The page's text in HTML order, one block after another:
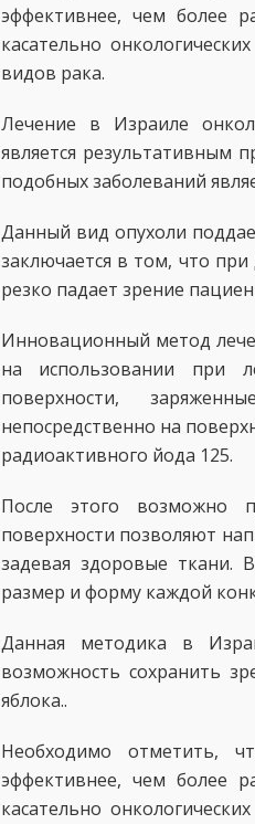
эффективнее, чем более
касательно
видов рака.
Лечение в Израиле
является результативным
подобных заболеваний
Данный вид опухоли
заключается в том, что
резко падает зрение
Инновационный метод
на использовании при
поверхности,
непосредственно на
радиоактивного йода 125.
После этого возможно
поверхности позволяют
задевая здоровые ткани.
размер и форму каждой
Данная методика в
возможность сохранить
яблока..
Необходимо отметить,
эффективнее, чем более
касательно